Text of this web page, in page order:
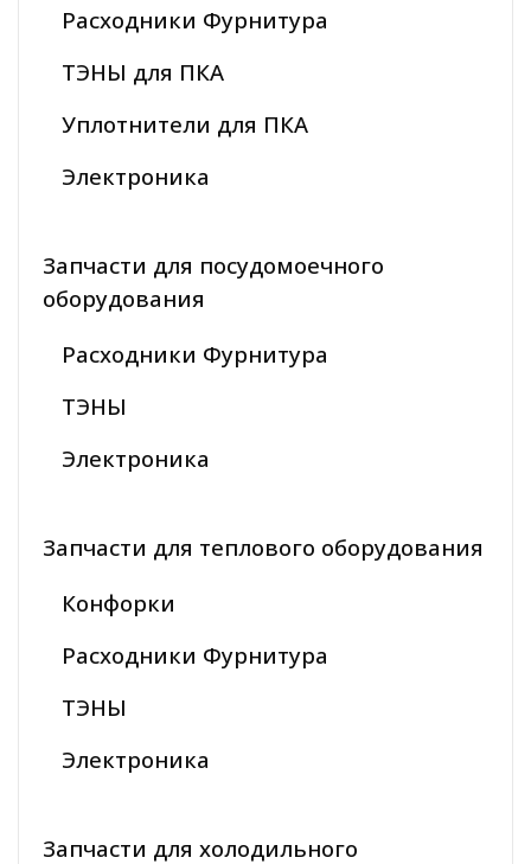
Расходники Фурнитура
ТЭНЫ для ПКА
Уплотнители для ПКА
Электроника
Запчасти для посудомоечного
оборудования
Расходники Фурнитура
ТЭНЫ
Электроника
Запчасти для теплового оборудования
Конфорки
Расходники Фурнитура
ТЭНЫ
Электроника
Запчасти для холодильного